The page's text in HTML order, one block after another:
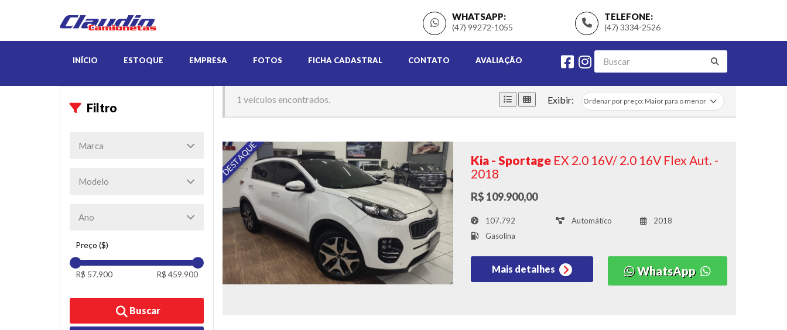
TELEFONE:
(47) 3334-2526
WHATSAPP:
(47) 99272-1055
INÍCIO ESTOQUE EMPRESA FOTOS FICHA CADASTRAL CONTATO AVALIAÇÃO
1 veículos encontrados. Exibir:
DESTAQUE Kia - Sportage EX 2.0 16V/ 2.0 16V Flex Aut. -
2018
R$ 109.900,00
107.792 Automático
2018
Gasolina
Mais detalhes WhatsApp
Filtro
Preço ($)
R$ 57.900 R$ 459.900
Buscar